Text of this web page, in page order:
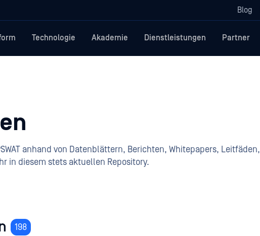
Blog
Technologie Akademie Dienstleistungen Partner
anhand von Datenblättern, Berichten, Whitepapers, Leitfäden,
in diesem stets aktuellen Repository.
198